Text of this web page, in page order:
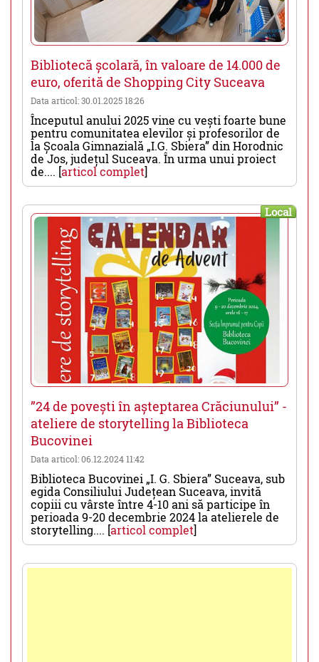
Bibliotecă școlară, în valoare de 14.000 de
euro, oferită de Shopping City Suceava
Data articol: 30.01.2025 18:26
Începutul anului 2025 vine cu vești foarte bune
pentru comunitatea elevilor și profesorilor de
la Școala Gimnazială „I.G. Sbiera” din Horodnic
de Jos, județul Suceava. În urma unui proiect
de.... [articol complet]
Local
”24 de povești în așteptarea Crăciunului” -
ateliere de storytelling la Biblioteca
Bucovinei
Data articol: 06.12.2024 11:42
Biblioteca Bucovinei „I. G. Sbiera” Suceava, sub
egida Consiliului Județean Suceava, invită
copiii cu vârste între 4-10 ani să participe în
perioada 9-20 decembrie 2024 la atelierele de
storytelling.... [articol complet]